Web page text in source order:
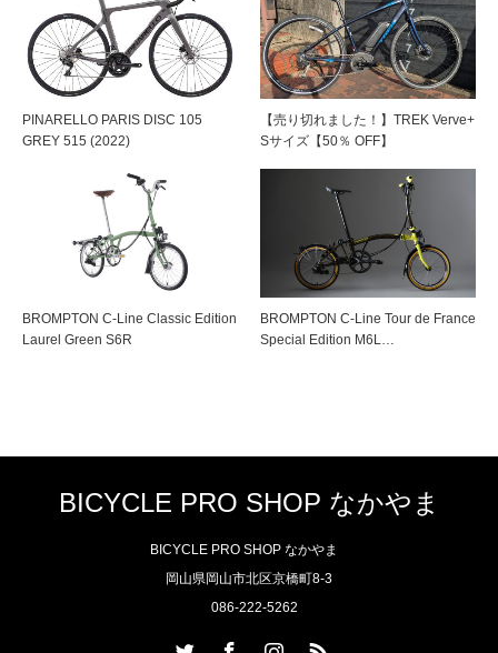
PINARELLO PARIS DISC 105
GREY 515 (2022)
【売り切れました！】TREK Verve+
Sサイズ【50％ OFF】
BROMPTON C-Line Classic Edition
Laurel Green S6R
BROMPTON C-Line Tour de France
Special Edition M6L…
BICYCLE PRO SHOP なかやま
BICYCLE PRO SHOP なかやま
岡山県岡山市北区京橋町8-3
086-222-5262